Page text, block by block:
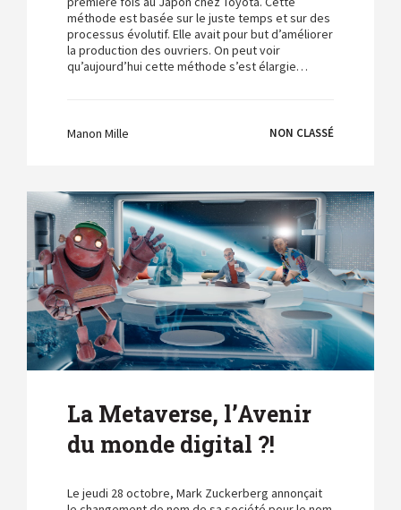
méthode est basée sur le juste temps et sur des
processus évolutif. Elle avait pour but d’améliorer
la production des ouvriers. On peut voir
qu’aujourd’hui cette méthode s’est élargie…
Manon Mille NON CLASSÉ
La Metaverse, l’Avenir
du monde digital ?!
Le jeudi 28 octobre, Mark Zuckerberg annonçait